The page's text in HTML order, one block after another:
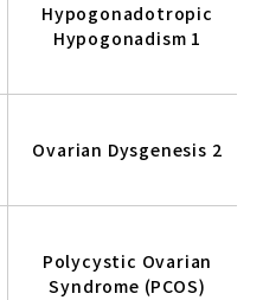
Hypogonadotropic
Hypogonadism 1
Ovarian Dysgenesis 2
Polycystic Ovarian
Syndrome (PCOS)